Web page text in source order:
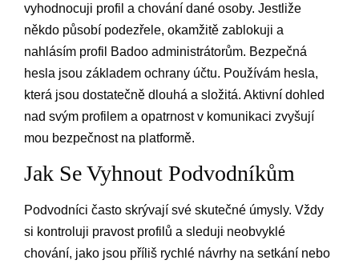
vyhodnocuji profil a chování dané osoby. Jestliže
někdo působí podezřele, okamžitě zablokuji a
nahlásím profil Badoo administrátorům. Bezpečná
hesla jsou základem ochrany účtu. Používám hesla,
která jsou dostatečně dlouhá a složitá. Aktivní dohled
nad svým profilem a opatrnost v komunikaci zvyšují
mou bezpečnost na platformě.
Jak Se Vyhnout Podvodníkům
Podvodníci často skrývají své skutečné úmysly. Vždy
si kontroluji pravost profilů a sleduji neobvyklé
chování, jako jsou příliš rychlé návrhy na setkání nebo